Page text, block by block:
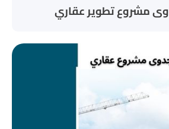
مشروع تطوير عقاري